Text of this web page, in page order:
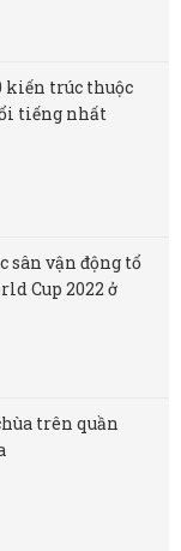
kiến trúc thuộc
tiếng nhất
sân vận động tổ
Cup 2022 ở
trên quần